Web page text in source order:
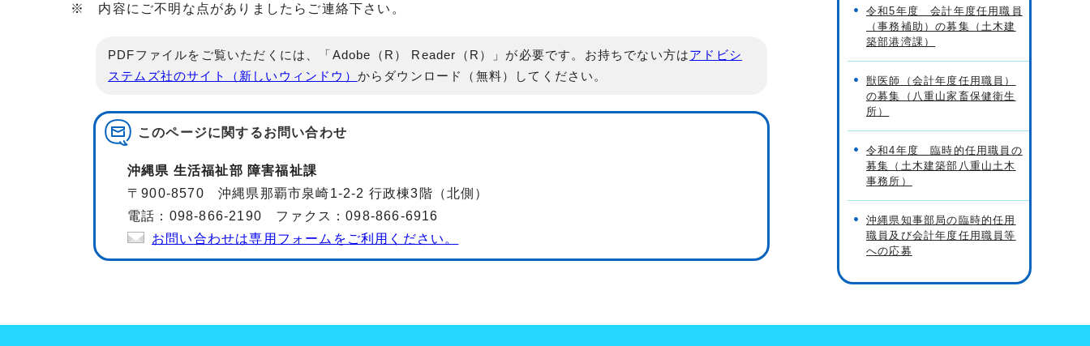
※ 内容にご不明な点がありましたらご連絡下さい。
PDFファイルをご覧いただくには、「Adobe（R） Reader（R）」が必要です。お持ちでない方はアドビシ
ステムズ社のサイト（新しいウィンドウ） からダウンロード（無料）してください。
このページに関するお問い合わせ
沖縄県 生活福祉部 障害福祉課
〒900-8570 沖縄県那覇市泉崎1-2-2 行政棟3階（北側）
電話：098-866-2190 ファクス：098-866-6916
お問い合わせは専用フォームをご利用ください。
令和5年度 会計年度任用職員
（事務補助）の募集（土木建
築部港湾課）
獣医師（会計年度任用職員）
の募集（八重山家畜保健衛生
所）
令和4年度 臨時的任用職員の
募集（土木建築部八重山土木
事務所）
沖縄県知事部局の臨時的任用
職員及び会計年度任用職員等
への応募